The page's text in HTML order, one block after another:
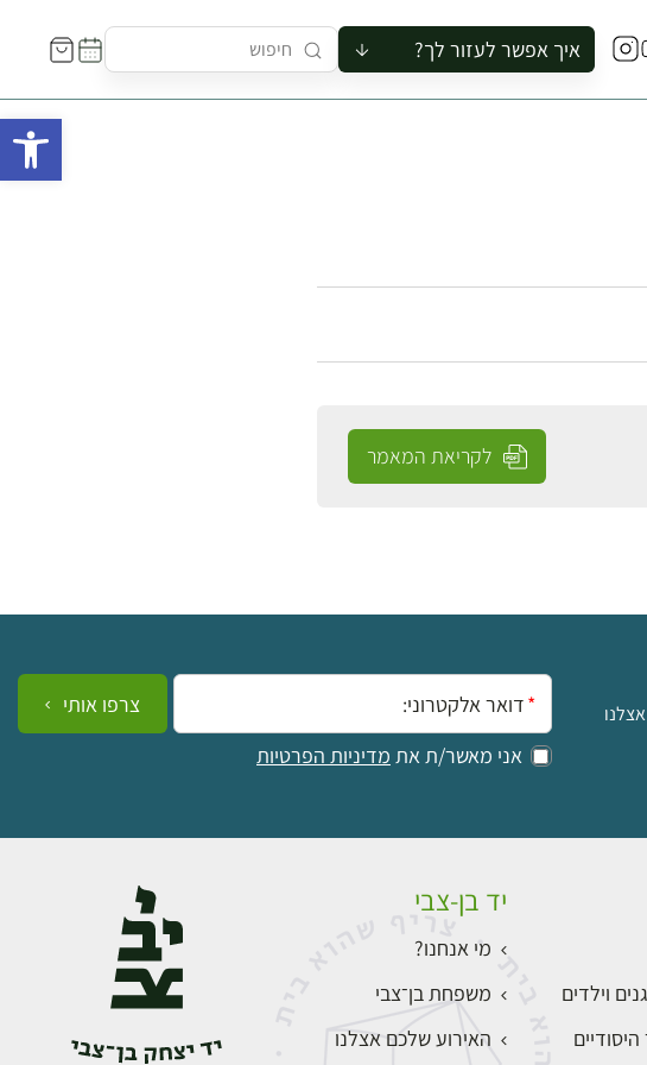
איך אפשר לעזור לך?
להזמין סיור לקבוצה
לקריאת המאמר
אימייל:
אני מאשר/ת את מדיניות הפרטיות
צרפו אותי
וילדים
יד בן-צבי
מי אנחנו?
משפחת בן־צבי
האירוע שלכם אצלנו